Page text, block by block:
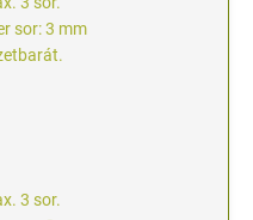
sor: 3 mm
3 sor.